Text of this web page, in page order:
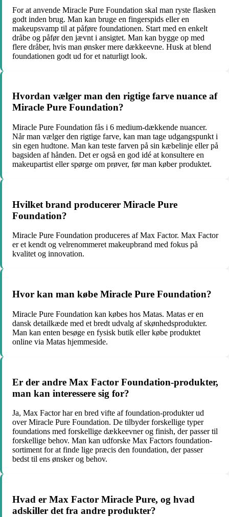
For at anvende Miracle Pure Foundation skal man ryste flasken
godt inden brug. Man kan bruge en fingerspids eller en
makeupsvamp til at påføre foundationen. Start med en enkelt
dråbe og påfør den jævnt i ansigtet. Man kan bygge op med
flere dråber, hvis man ønsker mere dækkeevne. Husk at blend
foundationen godt ud for et naturligt look.
Hvordan vælger man den rigtige farve nuance af
Miracle Pure Foundation?
Miracle Pure Foundation fås i 6 medium-dækkende nuancer.
Når man vælger den rigtige farve, kan man tage udgangspunkt i
sin egen hudtone. Man kan teste farven på sin kæbelinje eller på
bagsiden af hånden. Det er også en god idé at konsultere en
makeupartist eller spørge om prøver, før man køber produktet.
Hvilket brand producerer Miracle Pure
Foundation?
Miracle Pure Foundation produceres af Max Factor. Max Factor
er et kendt og velrenommeret makeupbrand med fokus på
kvalitet og innovation.
Hvor kan man købe Miracle Pure Foundation?
Miracle Pure Foundation kan købes hos Matas. Matas er en
dansk detailkæde med et bredt udvalg af skønhedsprodukter.
Man kan enten besøge en fysisk butik eller købe produktet
online via Matas hjemmeside.
Er der andre Max Factor Foundation-produkter,
man kan interessere sig for?
Ja, Max Factor har en bred vifte af foundation-produkter ud
over Miracle Pure Foundation. De tilbyder forskellige typer
foundations med forskellige dækkeevner og finish, der passer til
forskellige behov. Man kan udforske Max Factors foundation-
sortiment for at finde lige præcis den foundation, der passer
bedst til ens ønsker og behov.
Hvad er Max Factor Miracle Pure, og hvad
adskiller det fra andre produkter?